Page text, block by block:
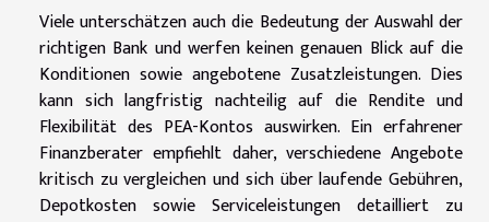
Viele unterschätzen auch die Bedeutung der Auswahl der
richtigen Bank und werfen keinen genauen Blick auf die
Konditionen sowie angebotene Zusatzleistungen. Dies
kann sich langfristig nachteilig auf die Rendite und
Flexibilität des PEA-Kontos auswirken. Ein erfahrener
Finanzberater empfiehlt daher, verschiedene Angebote
kritisch zu vergleichen und sich über laufende Gebühren,
Depotkosten sowie Serviceleistungen detailliert zu